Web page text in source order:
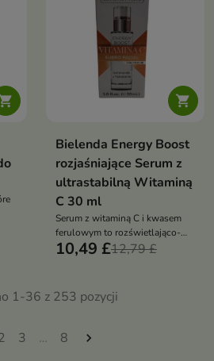

Bielenda Energy Boost
rozjaśniające Serum z
ultrastabilną Witaminą
C 30 ml
Serum z witaminą C i kwasem
ferulowym to rozświetlająco-
rozjaśniająca kuracja, która
skórze świeży, promienny
wygląd
10,49 £12,79 £
1-36 z 253 pozycji
3 … 8 